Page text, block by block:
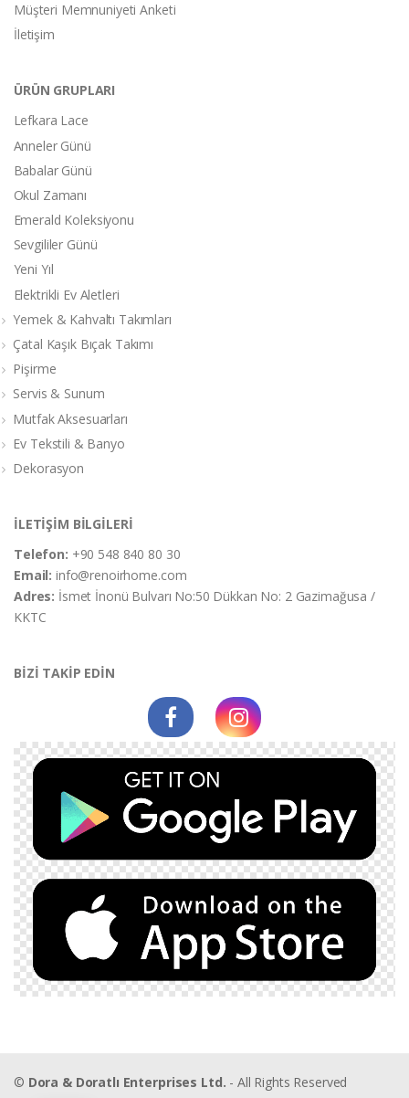
Müşteri Memnuniyeti Anketi
İletişim
ÜRÜN GRUPLARI
Lefkara Lace
Anneler Günü
Babalar Günü
Okul Zamanı
Emerald Koleksiyonu
Sevgililer Günü
Yeni Yıl
Elektrikli Ev Aletleri
Yemek & Kahvaltı Takımları
Çatal Kaşık Bıçak Takımı
Pişirme
Servis & Sunum
Mutfak Aksesuarları
Ev Tekstili & Banyo
Dekorasyon
İLETİŞİM BİLGİLERİ
Telefon: +90 548 840 80 30
Email:info@renoirhome.com
Adres: İsmet İnonü Bulvarı No:50 Dükkan No: 2 Gazimağusa /
KKTC
BİZİ TAKİP EDİN
© Dora & Doratlı Enterprises Ltd. - All Rights Reserved